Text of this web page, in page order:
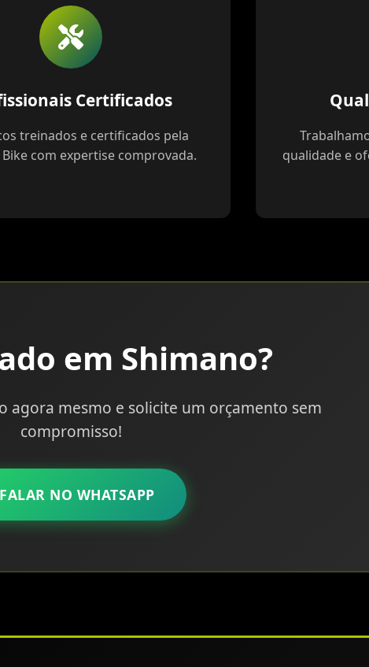
Certificados
treinados e certificados pela
com expertise comprovada.
qualidade e
em Shimano?
agora mesmo e solicite um orçamento sem
compromisso!
FALAR NO WHATSAPP